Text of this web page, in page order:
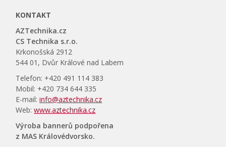
KONTAKT
AZTechnika.cz
CS Technika s.r.o.
Krkonošská 2912
544 01, Dvůr Králové nad Labem
Telefon: +420 491 114 383
Mobil: +420 734 644 335
E-mail:info@aztechnika.cz
Web:www.aztechnika.cz
Výroba bannerů podpořena
z MAS Královédvorsko.